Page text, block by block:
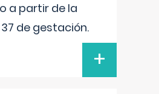
a partir de la
de gestación.
+